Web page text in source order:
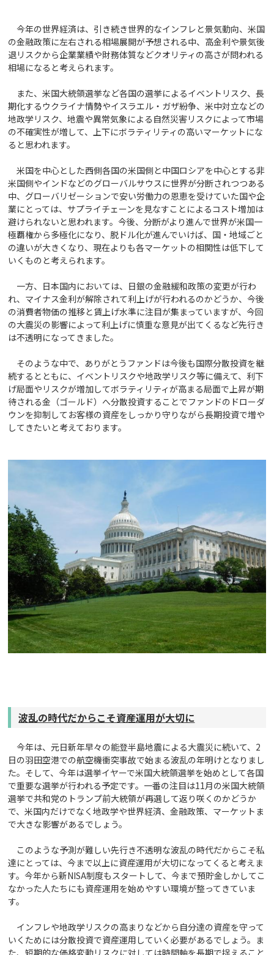
今年の世界経済は、引き続き世界的なインフレと景気動向、米国
の金融政策に左右される相場展開が予想される中、高金利や景気後
退リスクから企業業績や財務体質などクオリティの高さが問われる
相場になると考えられます。
また、米国大統領選挙など各国の選挙によるイベントリスク、長
期化するウクライナ情勢やイスラエル・ガザ紛争、米中対立などの
地政学リスク、地震や異常気象による自然災害リスクによって市場
の不確実性が増して、上下にボラティリティの高いマーケットにな
ると思われます。
米国を中心とした西側各国の米国側と中国ロシアを中心とする非
米国側やインドなどのグローバルサウスに世界が分断されつつある
中、グローバリゼーションで安い労働力の恩恵を受けていた国や企
業にとっては、サプライチェーンを見なすことによるコスト増加は
避けられないと思われます。今後、分断がより進んで世界が米国一
極覇権から多極化になり、脱ドル化が進んでいけば、国・地域ごと
の違いが大きくなり、現在よりも各マーケットの相関性は低下して
いくものと考えられます。
一方、日本国内においては、日銀の金融緩和政策の変更が行わ
れ、マイナス金利が解除されて利上げが行われるのかどうか、今後
の消費者物価の推移と賃上げ水準に注目が集まっていますが、今回
の大震災の影響によって利上げに慎重な意見が出てくるなど先行き
は不透明になってきました。
そのような中で、ありがとうファンドは今後も国際分散投資を継
続するとともに、イベントリスクや地政学リスク等に備えて、利下
げ局面やリスクが増加してボラティリティが高まる局面で上昇が期
待される金（ゴールド）へ分散投資することでファンドのドローダ
ウンを抑制してお客様の資産をしっかり守りながら長期投資で増や
してきたいと考えております。
波乱の時代だからこそ資産運用が大切に
今年は、元日新年早々の能登半島地震による大震災に続いて、2
日の羽田空港での航空機衝突事故で始まる波乱の年明けとなりまし
た。そして、今年は選挙イヤーで米国大統領選挙を始めとして各国
で重要な選挙が行われる予定です。一番の注目は11月の米国大統領
選挙で共和党のトランプ前大統領が再選して返り咲くのかどうか
で、米国内だけでなく地政学や世界経済、金融政策、マーケットま
で大きな影響があるでしょう。
このような予測が難しい先行き不透明な波乱の時代だからこそ私
達にとっては、今まで以上に資産運用が大切になってくると考えま
す。今年から新NISA制度もスタートして、今まで預貯金しかしてこ
なかった人たちにも資産運用を始めやすい環境が整ってきていま
す。
インフレや地政学リスクの高まりなどから自分達の資産を守って
いくためには分散投資で資産運用していく必要があるでしょう。ま
た、短期的な価格変動リスクに対しては時間軸を長期で捉えること